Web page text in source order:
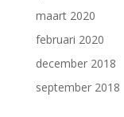
maart 2020
februari 2020
december 2018
september 2018